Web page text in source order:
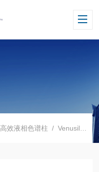
高效液相色谱柱 /Venusil 系列色谱柱